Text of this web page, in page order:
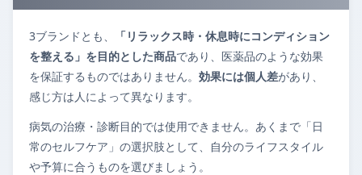
3ブランドとも、
「リラックス時・休息時にコンディション
を整える」を目的とした商品であり、医薬品のような効果
を保証するものではありません。 効果には個人差があり、
感じ方は人によって異なります。
病気の治療・診断目的では使用できません。あくまで「日
常のセルフケア」の選択肢として、自分のライフスタイル
や予算に合うものを選びましょう。